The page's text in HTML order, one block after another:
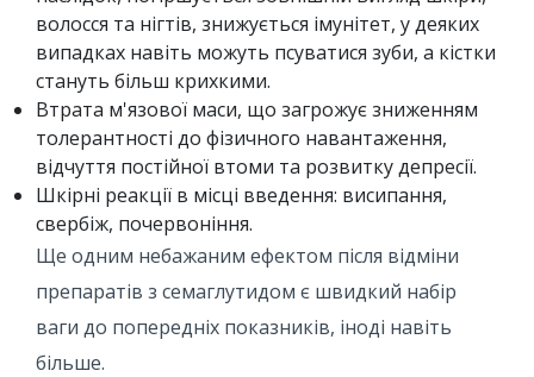
волосся та нігтів, знижується імунітет, у деяких
випадках навіть можуть псуватися зуби, а кістки
стануть більш крихкими.
Втрата м'язової маси, що загрожує зниженням
толерантності до фізичного навантаження,
відчуття постійної втоми та розвитку депресії.
Шкірні реакції в місці введення: висипання,
свербіж, почервоніння.
Ще одним небажаним ефектом після відміни
препаратів з семаглутидом є швидкий набір
ваги до попередніх показників, іноді навіть
більше.